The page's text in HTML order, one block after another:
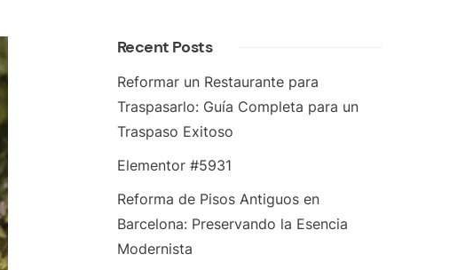
Recent Posts
Reformar un Restaurante para
Traspasarlo: Guía Completa para un
Traspaso Exitoso
Elementor #5931
Reforma de Pisos Antiguos en
Barcelona: Preservando la Esencia
Modernista